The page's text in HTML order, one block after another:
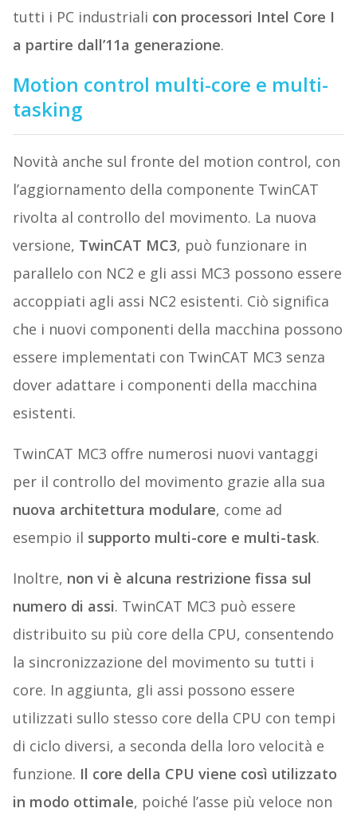
tutti i PC industriali con processori Intel Core I
a partire dall’11a generazione.
Motion control multi-core e multi-
tasking
Novità anche sul fronte del motion control, con
l’aggiornamento della componente TwinCAT
rivolta al controllo del movimento. La nuova
versione, TwinCAT MC3, può funzionare in
parallelo con NC2 e gli assi MC3 possono essere
accoppiati agli assi NC2 esistenti. Ciò significa
che i nuovi componenti della macchina possono
essere implementati con TwinCAT MC3 senza
dover adattare i componenti della macchina
esistenti.
TwinCAT MC3 offre numerosi nuovi vantaggi
per il controllo del movimento grazie alla sua
nuova architettura modulare, come ad
esempio il supporto multi-core e multi-task.
Inoltre, non vi è alcuna restrizione fissa sul
numero di assi. TwinCAT MC3 può essere
distribuito su più core della CPU, consentendo
la sincronizzazione del movimento su tutti i
core. In aggiunta, gli assi possono essere
utilizzati sullo stesso core della CPU con tempi
di ciclo diversi, a seconda della loro velocità e
funzione. Il core della CPU viene così utilizzato
in modo ottimale, poiché l’asse più veloce non